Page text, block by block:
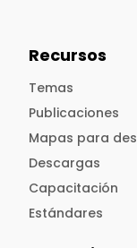
Recursos
Temas
Publicaciones
Mapas para
Descargas
Capacitación
Estándares